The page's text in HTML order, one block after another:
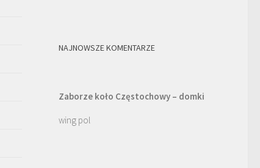
NAJNOWSZE KOMENTARZE
Zaborze koło Częstochowy – domki
wing pol